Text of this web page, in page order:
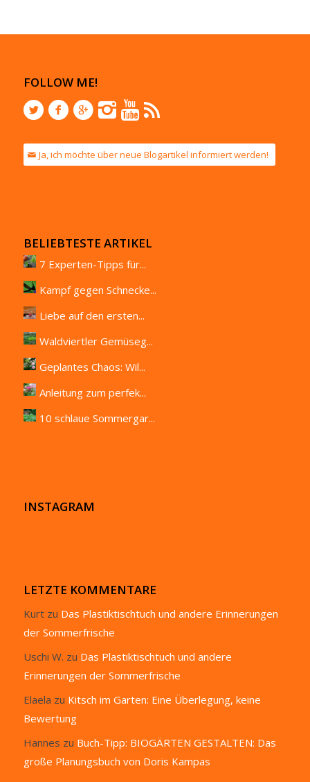
FOLLOW ME!
Ja, ich möchte über neue Blogartikel informiert werden!
BELIEBTESTE ARTIKEL
7 Experten-Tipps für...
Kampf gegen Schnecke...
Liebe auf den ersten...
Waldviertler Gemüseg...
Geplantes Chaos: Wil...
Anleitung zum perfek...
10 schlaue Sommergar...
INSTAGRAM
LETZTE KOMMENTARE
Kurtzu Das Plastiktischtuch und andere Erinnerungen
der Sommerfrische
Uschi W. zu Das Plastiktischtuch und andere
Erinnerungen der Sommerfrische
Elaela zu Kitsch im Garten: Eine Überlegung, keine
Bewertung
Hannes zu Buch-Tipp: BIOGÄRTEN GESTALTEN: Das
große Planungsbuch von Doris Kampas